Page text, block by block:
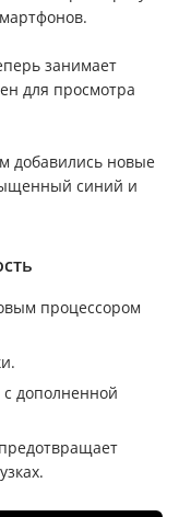
занимает
для просмотра
добавились новые
синий и
процессором
дополненной